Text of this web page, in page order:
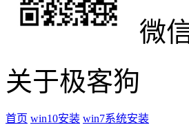
微
关于极客狗
首页 win10安装 win7系统安装